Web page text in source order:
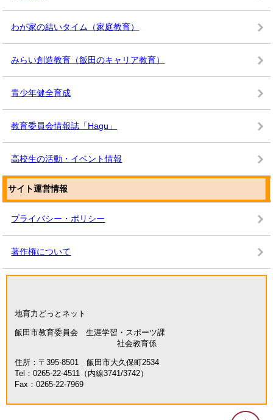
わが家の結いタイム（家庭教育）
みらい創造教育（飯田のキャリア教育）
青少年健全育成
教育委員会情報誌「Hagu」
高校生の活動・イベント情報
サイト運営情報
プライバシー・ポリシー
著作権について
地育力どっとネット
飯田市教育委員会 生涯学習・スポーツ課
社会教育係
住所：〒395-8501 飯田市大久保町2534
Tel：0265-22-4511（内線3741/3742）
Fax：0265-22-7969